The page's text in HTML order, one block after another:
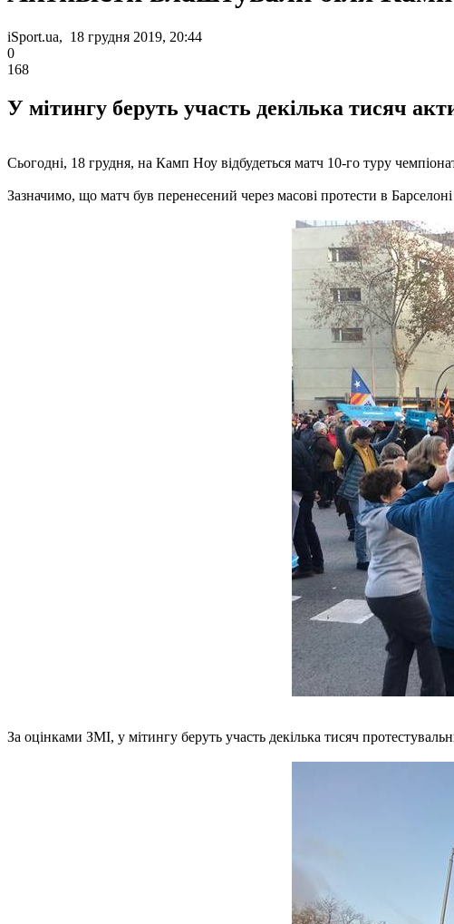
iSport.ua, 18 грудня 2019, 20:44
0
168
У мітингу беруть участь декілька тисяч
Сьогодні, 18 грудня, на Камп Ноу відбудеться матч 10-го туру
Зазначимо, що матч був перенесений через масові протести в
За оцінками ЗМІ, у мітингу беруть участь декілька тисяч